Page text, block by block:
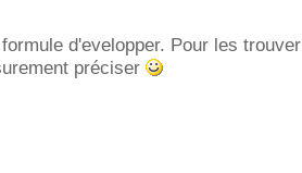
d'evelopper. Pour les trouver
préciser